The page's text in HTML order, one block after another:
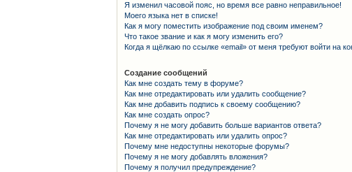
Я изменил часовой пояс, но время все равно неправильное!
Моего языка нет в списке!
Как я могу поместить изображение под своим именем?
Что такое звание и как я могу изменить его?
Когда я щёлкаю по ссылке «email» от меня требуют войти на
Создание сообщений
Как мне создать тему в форуме?
Как мне отредактировать или удалить сообщение?
Как мне добавить подпись к своему сообщению?
Как мне создать опрос?
Почему я не могу добавить больше вариантов ответа?
Как мне отредактировать или удалить опрос?
Почему мне недоступны некоторые форумы?
Почему я не могу добавлять вложения?
Почему я получил предупреждение?